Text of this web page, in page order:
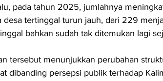
pada tahun 2025, jumlahnya
desa tertinggal turun jauh, dari 229
bahkan sudah tak ditemukan lagi
tersebut menunjukkan perubahan
dibanding persepsi publik terhadap